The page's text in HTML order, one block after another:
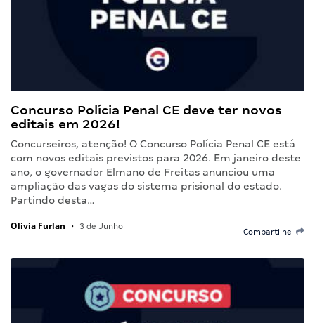
Concurso Polícia Penal CE deve ter novos
editais em 2026!
Concurseiros, atenção! O Concurso Polícia Penal CE está
com novos editais previstos para 2026. Em janeiro deste
ano, o governador Elmano de Freitas anunciou uma
ampliação das vagas do sistema prisional do estado.
Partindo desta…
Olivia Furlan • 3 de Junho
Compartilhe